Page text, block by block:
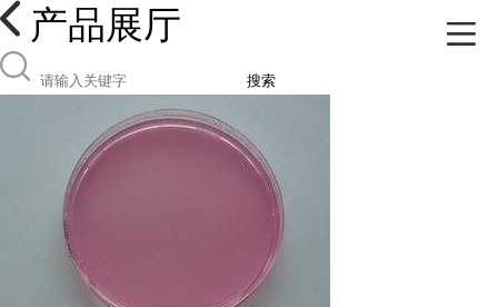
产品展厅
搜索